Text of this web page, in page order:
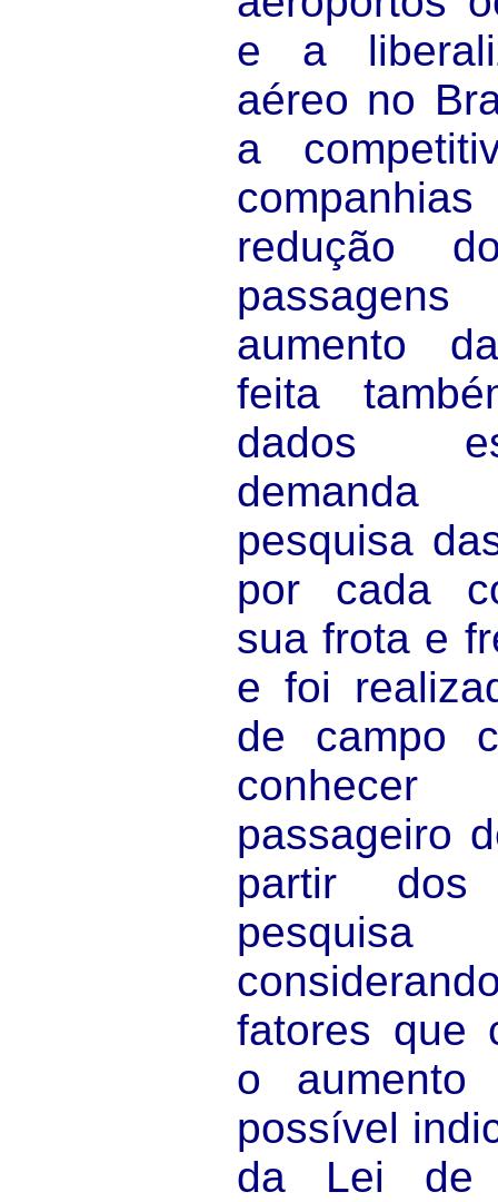
e a
aéreo no
a
redução
aumento
feita
dados
demanda
pesquisa
por cada
sua frota e
e foi
de campo
passageiro
partir dos
fatores que
o aumento
possível
da Lei de